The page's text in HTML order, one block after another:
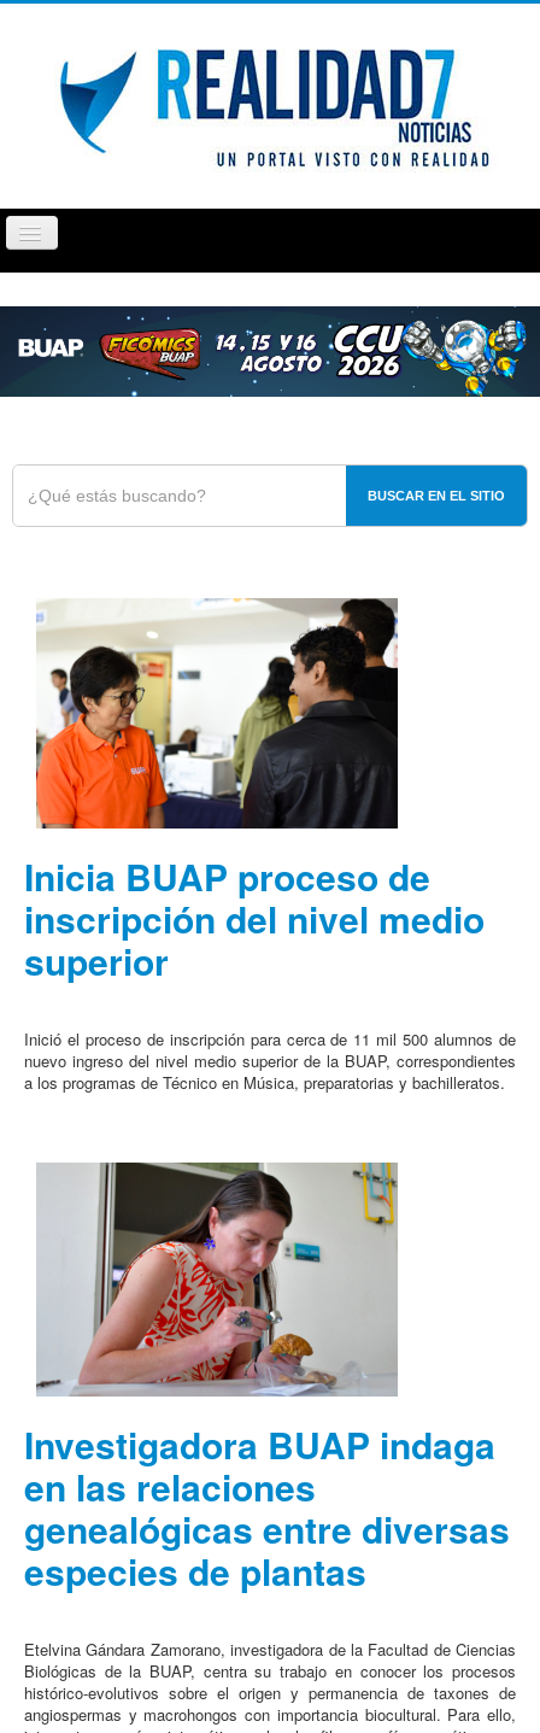
Cambiar
navegación
PUEBLA TLAXCALA OPINIÓN
BUSCAR EN EL SITIO
Inicia BUAP proceso de
inscripción del nivel medio
superior
Inició el proceso de inscripción para cerca de 11 mil 500 alumnos de
nuevo ingreso del nivel medio superior de la BUAP, correspondientes
a los programas de Técnico en Música, preparatorias y bachilleratos.
Investigadora BUAP indaga
en las relaciones
genealógicas entre diversas
especies de plantas
Etelvina Gándara Zamorano, investigadora de la Facultad de Ciencias
Biológicas de la BUAP, centra su trabajo en conocer los procesos
histórico-evolutivos sobre el origen y permanencia de taxones de
angiospermas y macrohongos con importancia biocultural. Para ello,